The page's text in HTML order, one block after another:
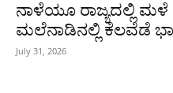
ನಾಳೆಯೂ ರಾಜ್ಯದಲ್ಲಿ
ಮಲೆನಾಡಿನಲ್ಲಿ ಕೆಲವೆಡೆ
July 31, 2026